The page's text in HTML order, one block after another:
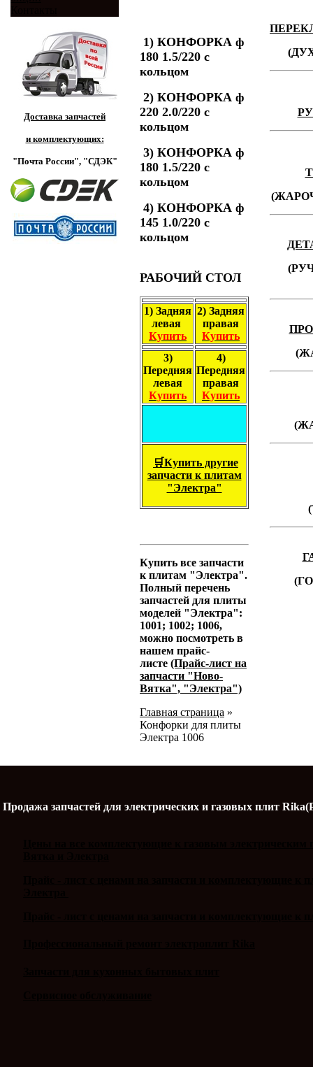
Доставка запчастей
и комплектующих:
"Почта России", "СДЭК"
1) КОНФОРКА ф
180 1.5/220 с
кольцом
2) КОНФОРКА ф
220 2.0/220 с
кольцом
3) КОНФОРКА ф
180 1.5/220 с
кольцом
4) КОНФОРКА ф
145 1.0/220 с
кольцом
РАБОЧИЙ СТОЛ
1) Задняя
левая
Купить
2) Задняя
правая
Купить
3)
Передняя
левая
Купить
4)
Передняя
правая
Купить
🛒Купить другие
запчасти к плитам
"Электра"
Купить все запчасти
к плитам "Электра".
Полный перечень
запчастей для плиты
моделей "Электра":
1001; 1002; 1006,
можно посмотреть в
нашем прайс-
листе (Прайс-лист на
запчасти "Ново-
Вятка", "Электра")
Главная страница »
Конфорки для плиты
Электра 1006
Продажа запчастей для электрических и газовых плит